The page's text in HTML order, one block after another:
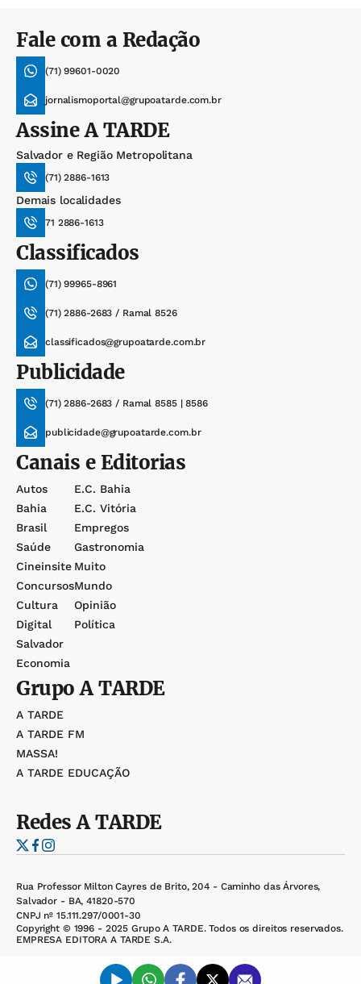
Fale com a Redação
(71) 99601-0020
jornalismoportal@grupoatarde.com.br
AssineA TARDE
Salvador e Região Metropolitana
(71) 2886-1613
Demais localidades
71 2886-1613
Classificados
(71) 99965-8961
(71) 2886-2683 / Ramal 8526
classificados@grupoatarde.com.br
Publicidade
(71) 2886-2683 / Ramal 8585 | 8586
publicidade@grupoatarde.com.br
Canais e Editorias
Autos
Bahia
Brasil
Saúde
Cineinsite
Concursos
Cultura
Digital
Salvador
Economia
E.c. Bahia
E.c. Vitória
Empregos
Gastronomia
Muito
Mundo
Opinião
Política
GrupoA TARDE
A TARDE
A TARDE FM
MASSA!
A TARDE EDUCAÇÃO
RedesA TARDE
Rua Professor Milton Cayres de Brito, 204 - Caminho das Árvores,
Salvador - BA, 41820-570
CNPJ nº 15.111.297/0001-30
Copyright © 1996 - 2025 Grupo A TARDE. Todos os direitos reservados.
EMPRESA EDITORA A TARDE S.A.